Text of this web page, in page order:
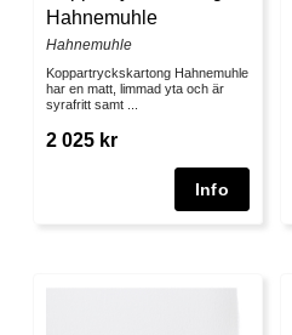
Hahnemuhle
Hahnemuhle
Koppartryckskartong Hahnemuhle
har en matt, limmad yta och är
syrafritt samt ...
2 025 kr